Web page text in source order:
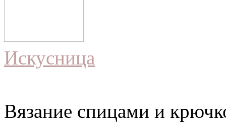
Искусница
Вязание спицами и